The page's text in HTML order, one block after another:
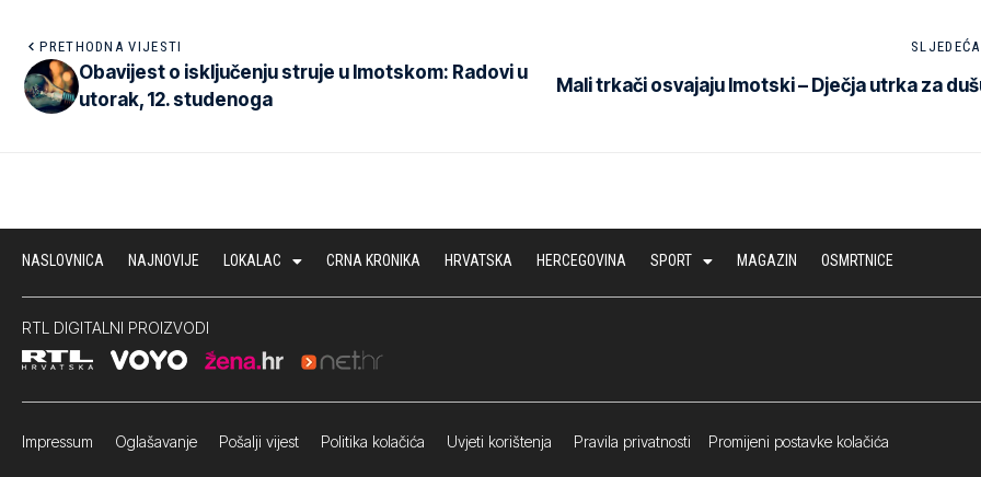
PRETHODNA VIJESTI
Obavijest o isključenju struje u Imotskom: Radovi u
utorak, 12. studenoga
Mali trkači osvajaju Imotski – Dječja utrka za
NASLOVNICA NAJNOVIJE LOKALAC CRNA KRONIKA HRVATSKA HERCEGOVINA SPORT MAGAZIN OSMRTNICE
RTL DIGITALNI PROIZVODI
Impressum Oglašavanje Pošalji vijest Politika kolačića Uvjeti korištenja Pravila privatnosti Promijeni postavke kolačića